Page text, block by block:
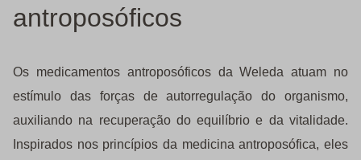
antroposóficos
Os medicamentos antroposóficos da Weleda atuam no
estímulo das forças de autorregulação do organismo,
auxiliando na recuperação do equilíbrio e da vitalidade.
Inspirados nos princípios da medicina antroposófica, eles